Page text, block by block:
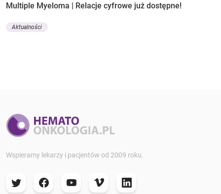
Multiple Myeloma | Relacje cyfrowe już dostępne!
Aktualności
Wspieramy lekarzy i pacjentów od 2009 roku.